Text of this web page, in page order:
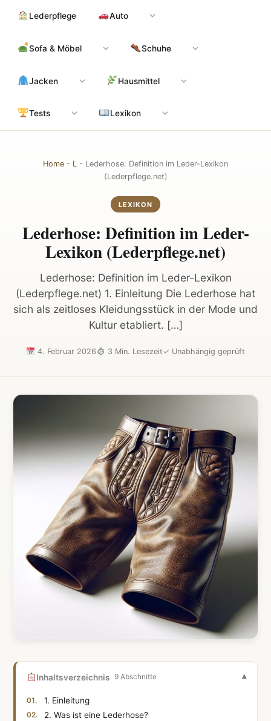
Inhalt
Lederpflege Auto
Sofa & Möbel Schuhe
Jacken Hausmittel
Tests Lexikon
Home - L - Lederhose: Definition im Leder-Lexikon
(Lederpflege.net)
LEXIKON
Lederhose: Definition im Leder-
Lexikon (Lederpflege.net)
Lederhose: Definition im Leder-Lexikon
(Lederpflege.net) 1. Einleitung Die Lederhose hat
sich als zeitloses Kleidungsstück in der Mode und
Kultur etabliert. […]
4. Februar 2026 3 Min. Lesezeit✓ Unabhängig geprüft
Inhaltsverzeichnis 9 Abschnitte
1. Einleitung
2. Was ist eine Lederhose?